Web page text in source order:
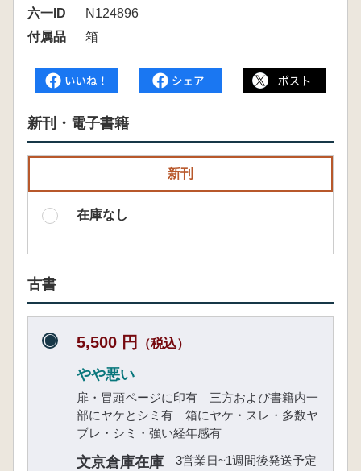
六一ID
N124896
付属品
箱
新刊・電子書籍
新刊
在庫なし
古書
5,500 円 （税込）
やや悪い
扉・冒頭ページに印有 三方および書籍内一
部にヤケとシミ有 箱にヤケ・スレ・多数ヤ
ブレ・シミ・強い経年感有
文京倉庫在庫 3営業日~1週間後発送予定